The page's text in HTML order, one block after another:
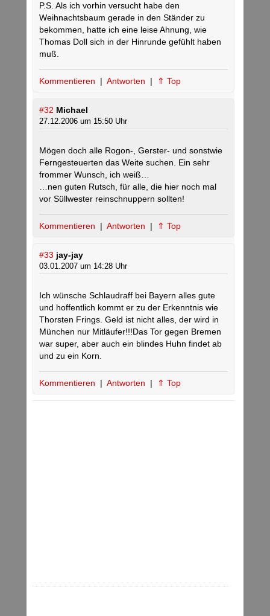
P.S. Als ich vorhin versucht habe den
Weihnachtsbaum gerade in den Ständer zu
bekommen, hatte ich eine leise Ahnung, wie
Thomas Doll sich in der Hinrunde gefühlt haben
muß.
Kommentieren | Antworten | ⇑ Top
#32 Michael
27.12.2006 um 15:50 Uhr
Mögen doch alle Rogon-, Gerster- und sonstwie
Ferngesteuerten das Weite suchen. Ein sehr
frommer Wunsch, ich weiß…
…nen guten Rutsch, für alle, die hier noch mal
vor Süllwester reinschnuppern sollten!
Kommentieren | Antworten | ⇑ Top
#33 jay-jay
03.01.2007 um 14:28 Uhr
Ich wünsche Schlaudraff bei Bayern alles gute
und hoffentlich kommt er zu der Erkenntnis wie
Thorsten Frings. Geld ist nicht alles, der wird in
München nur Mitläufer!!!Das Tor gegen Bremen
war super, aber auch ein blindes Huhn findet ab
und zu ein Korn.
Kommentieren | Antworten | ⇑ Top